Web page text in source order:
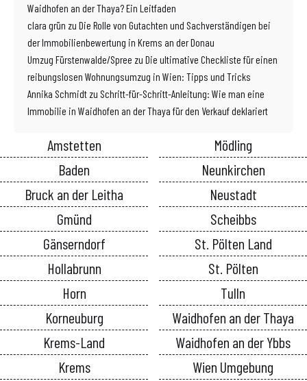
Waidhofen an der Thaya? Ein Leitfaden
clara grün zu Die Rolle von Gutachten und Sachverständigen bei
der Immobilienbewertung in Krems an der Donau
Umzug Fürstenwalde/Spree zu Die ultimative Checkliste für einen
reibungslosen Wohnungsumzug in Wien: Tipps und Tricks
Annika Schmidt zu Schritt-für-Schritt-Anleitung: Wie man eine
Immobilie in Waidhofen an der Thaya für den Verkauf deklariert
Amstetten
Baden
Bruck an der Leitha
Gmünd
Gänserndorf
Hollabrunn
Horn
Korneuburg
Krems-Land
Krems
Mödling
Neunkirchen
Neustadt
Scheibbs
St. Pölten Land
St. Pölten
Tulln
Waidhofen an der Thaya
Waidhofen an der Ybbs
Wien Umgebung